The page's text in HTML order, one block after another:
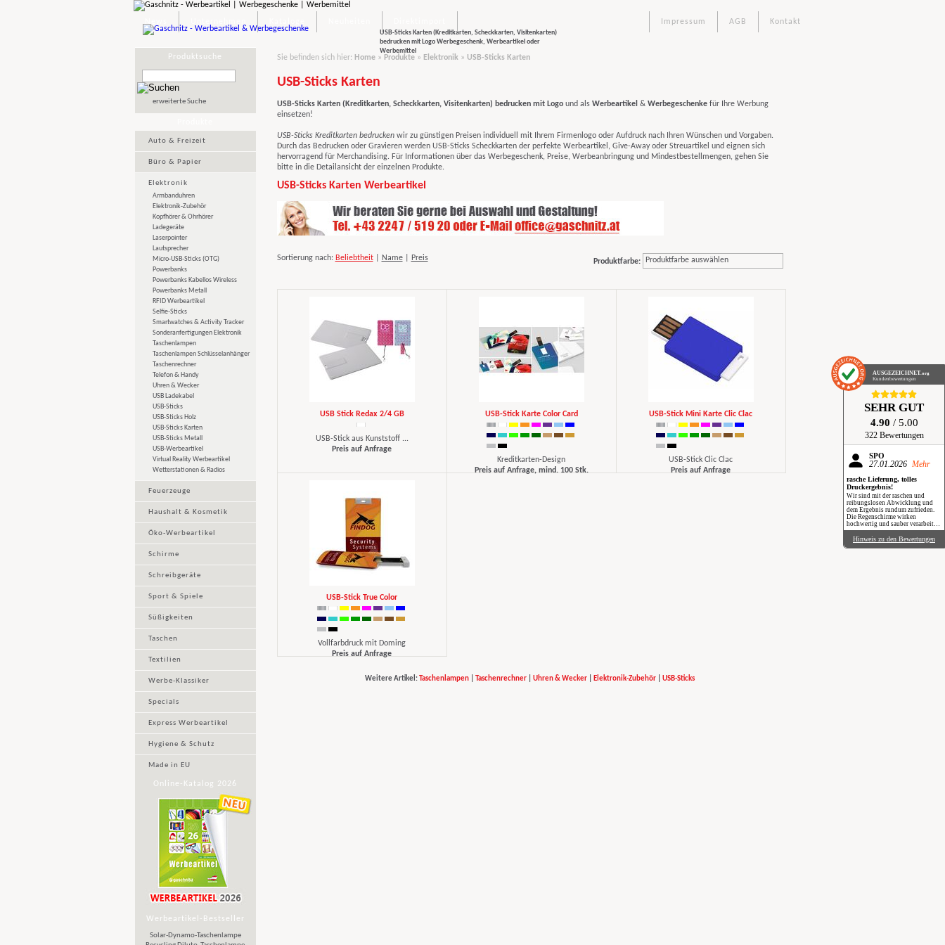
AUSGEZEICHNET.org
Kundenbewertungen
SEHR GUT
4.90 / 5.00
322 Bewertungen
SPÖ
27.01.2026 Mehr
rasche Lieferung, tolles
Druckergebnis!
Wir sind mit der raschen und
reibungslosen Abwicklung und
dem Ergebnis rundum zufrieden.
Die Regenschirme wirken
hochwertig und sauber verarbeitet.
Besonders positiv: Der Druck ist
gestochen scharf, farbintensiv und
auch bei genauerem Hinsehen sehr
Hinweis zu den Bewertungen
USB-Sticks Karten (Kreditkarten, Scheckkarten, Visitenkarten)
bedrucken mit Logo Werbegeschenk, Werbeartikel oder
Werbemittel
Kontakt
AGB
Impressum
Produktsuche
erweiterte Suche
Auto & Freizeit
Büro & Papier
Elektronik
Armbanduhren
Elektronik-Zubehör
Kopfhörer & Ohrhörer
Ladegeräte
Laserpointer
Lautsprecher
Micro-USB-Sticks (OTG)
Powerbanks
Powerbanks Kabellos Wireless
Powerbanks Metall
RFID Werbeartikel
Selfie-Sticks
Smartwatches & Activity Tracker
Sonderanfertigungen Elektronik
Taschenlampen
Taschenlampen Schlüsselanhänger
Taschenrechner
Telefon & Handy
Uhren & Wecker
USB Ladekabel
USB-Sticks
USB-Sticks Holz
USB-Sticks Karten
USB-Sticks Metall
USB-Werbeartikel
Virtual Reality Werbeartikel
Wetterstationen & Radios
Feuerzeuge
Haushalt & Kosmetik
Öko-Werbeartikel
Schirme
Schreibgeräte
Sport & Spiele
Süßigkeiten
Taschen
Textilien
Werbe-Klassiker
Specials
Express Werbeartikel
Hygiene & Schutz
Made in EU
Online-Katalog 2026
Werbeartikel-Bestseller
Solar-Dynamo-Taschenlampe
Sie befinden sich hier: Home» Produkte» Elektronik» USB-Sticks Karten
USB-Sticks Karten
USB-Sticks Karten (Kreditkarten, Scheckkarten, Visitenkarten) bedrucken mit Logound als Werbeartikel & Werbegeschenkefür Ihre Werbung
einsetzen!
USB-Sticks Kreditkarten bedrucken wir zu günstigen Preisen individuell mit Ihrem Firmenlogo oder Aufdruck nach Ihren Wünschen und Vorgaben.
Durch das Bedrucken oder Gravieren werden USB-Sticks Scheckkarten der perfekte Werbeartikel, Give-Away oder Streuartikel und eignen sich
hervorragend für Merchandising. Für Informationen über das Werbegeschenk, Preise, Werbeanbringung und Mindestbestellmengen, gehen Sie
bitte in die Detailansicht der einzelnen Produkte.
USB-Sticks Karten Werbeartikel
Sortierung nach: Beliebtheit| Name| Preis Produktfarbe: Produktfarbe auswählen
USB Stick Redax 2/4 GB
USB-Stick aus Kunststoff ...
Preis auf Anfrage
USB-Stick Karte Color Card
Kreditkarten-Design
Preis auf Anfrage, mind. 100 Stk.
USB-Stick Mini Karte Clic Clac
USB-Stick Clic Clac
Preis auf Anfrage
USB-Stick True Color
Vollfarbdruck mit Doming
Preis auf Anfrage
Weitere Artikel:Taschenlampen Taschenrechner Uhren & Wecker Elektronik-Zubehör USB-Sticks